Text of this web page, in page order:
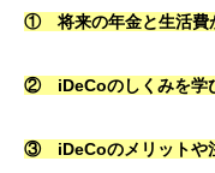
① 将来の年金と生活費
② iDeCoのしくみを学
③ iDeCoのメリットや